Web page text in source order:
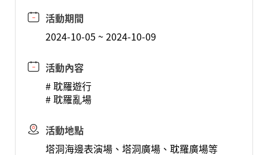
活動期間
2024-10-05 ~ 2024-10-09
活動內容
# 耽羅遊行
# 耽羅亂場
活動地點
塔洞海邊表演場、塔洞廣場、耽羅廣場等